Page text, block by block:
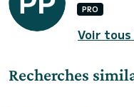
PRO
Voir tous
Recherches